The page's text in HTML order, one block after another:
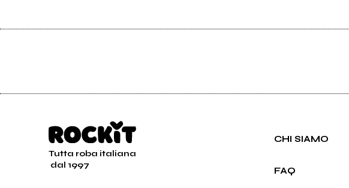
Tutta roba italiana
dal 1997
CHI SIAMO
FAQ